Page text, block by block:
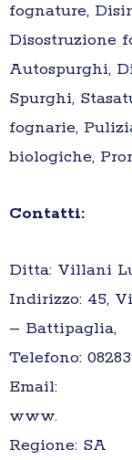
fognature,
Disostruzione
Autospurghi,
Spurghi,
fognarie,
biologiche,
Contatti:
Ditta: Villani
Indirizzo: 45,
– Battipaglia,
Telefono:
Email:
www.
Regione: SA